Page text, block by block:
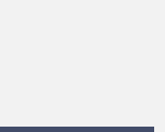
přesné nasazení a